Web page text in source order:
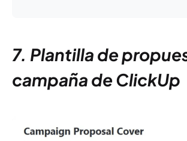
7. Plantilla de
campaña de ClickUp